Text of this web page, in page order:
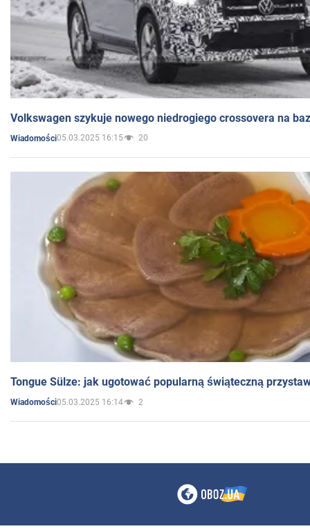
Volkswagen szykuje nowego niedrogiego crossovera na
Wiadomości05.03.2025 16:15 20
Tongue Sülze: jak ugotować popularną świąteczną
Wiadomości05.03.2025 16:14 2